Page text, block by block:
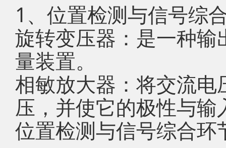
1、位置检测与信号综
旋转变压器：是一种
量装置。
相敏放大器：将交流
压，并使它的极性与
位置检测与信号综合环